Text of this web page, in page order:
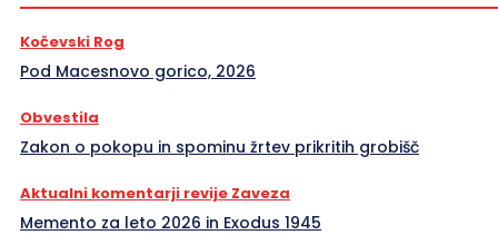
Kočevski Rog
Pod Macesnovo gorico, 2026
Obvestila
Zakon o pokopu in spominu žrtev prikritih grobišč
Aktualni komentarji revije Zaveza
Memento za leto 2026 in Exodus 1945